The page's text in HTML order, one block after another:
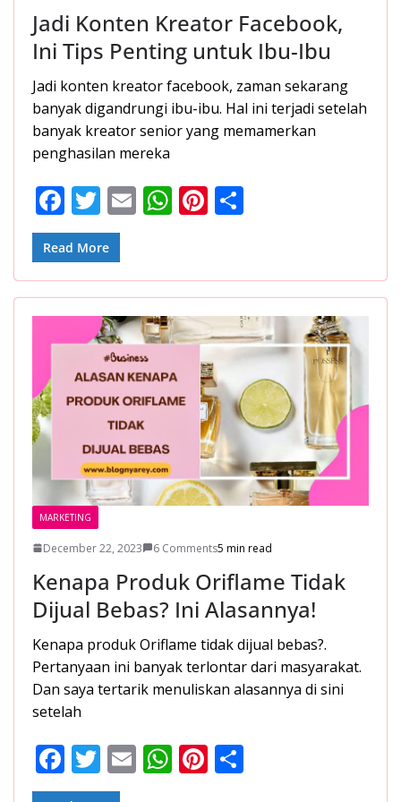
Jadi Konten Kreator Facebook,
Ini Tips Penting untuk Ibu-Ibu
Jadi konten kreator facebook, zaman sekarang
banyak digandrungi ibu-ibu. Hal ini terjadi setelah
banyak kreator senior yang memamerkan
penghasilan mereka
F
ac
e
b
o
o
k
T
w
itt
er
E
l
W
s
A
p
p
Pi
e
st
e
Read More
MARKETING
December 22, 2023 6 Comments5 min read
Kenapa Produk Oriflame Tidak
Dijual Bebas? Ini Alasannya!
Kenapa produk Oriflame tidak dijual bebas?.
Pertanyaan ini banyak terlontar dari masyarakat.
Dan saya tertarik menuliskan alasannya di sini
setelah
F
ac
T
w
E W Pi